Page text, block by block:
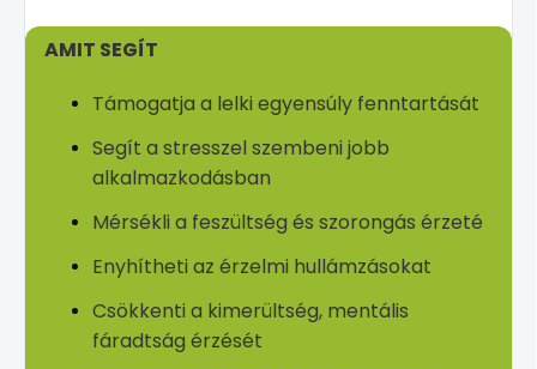
AMIT SEGÍT
Támogatja a lelki egyensúly fenntartását
Segít a stresszel szembeni jobb
alkalmazkodásban
Mérsékli a feszültség és szorongás érzeté
Enyhítheti az érzelmi hullámzásokat
Csökkenti a kimerültség, mentális
fáradtság érzését